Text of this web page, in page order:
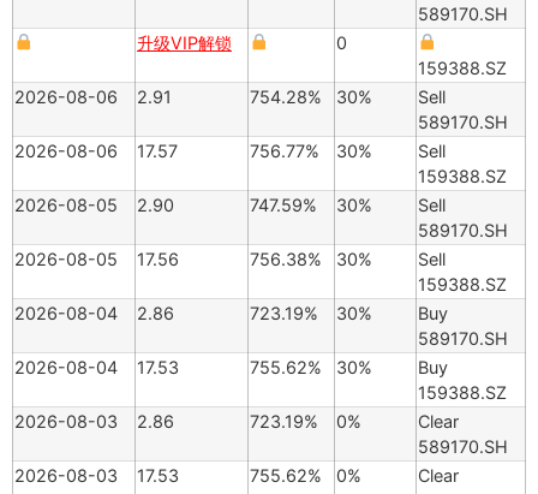
589170.SH
升级VIP解锁
0
159388.SZ
2026-08-06
2.91 754.28% 30%
Sell
589170.SH
2026-08-06
17.57 756.77% 30%
Sell
159388.SZ
2026-08-05
2.90 747.59% 30%
Sell
589170.SH
2026-08-05
17.56 756.38% 30%
Sell
159388.SZ
2026-08-04
2.86 723.19% 30%
Buy
589170.SH
2026-08-04
17.53 755.62% 30%
Buy
159388.SZ
2026-08-03
2.86 723.19% 0%
Clear
589170.SH
2026-08-03
17.53 755.62% 0%
Clear